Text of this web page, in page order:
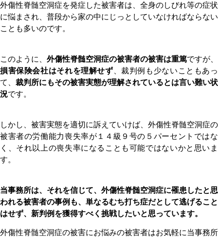
外傷性脊髄空洞症を発症した被害者は、全身のしびれ等の症状
に悩まされ、普段から家の中にじっとしていなければならない
ことも多いのです。
このように、 外傷性脊髄空洞症の被害者の被害は重篤ですが、
損害保険会社はそれを理解せず 、裁判例も少ないこともあっ
て、 裁判所にもその被害実態が理解されているとは言い難い状
況です。
しかし、被害実態を適切に訴えていけば、外傷性脊髄空洞症の
被害者の労働能力喪失率が１４級９号の５パーセントではな
く、それ以上の喪失率になることも可能ではないかと思いま
す。
当事務所は、それを信じて、外傷性脊髄空洞症に罹患したと思
われる被害者の事例も、単なるむち打ち症だとして逃げること
はせず、新判例を獲得すべく挑戦したいと思っています。
外傷性脊髄空洞症の被害にお悩みの被害者はお気軽に当事務所